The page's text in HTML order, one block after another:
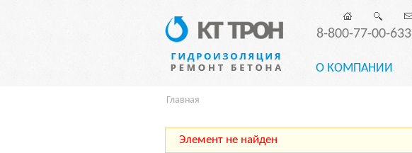
8-800-77-00-633
О КОМПАНИИ
Главная
Элемент не найден